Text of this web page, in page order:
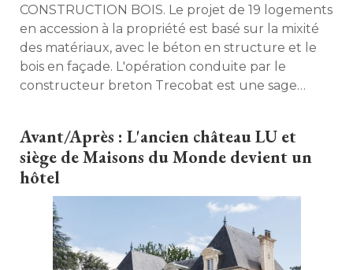
CONSTRUCTION BOIS. Le projet de 19 logements
en accession à la propriété est basé sur la mixité
des matériaux, avec le béton en structure et le
bois en façade. L'opération conduite par le
constructeur breton Trecobat est une sage
ni sur l'efficacité énergétique, ni la sobriété
carbone.
Avant/Après : L'ancien château LU et
siège de Maisons du Monde devient un
hôtel